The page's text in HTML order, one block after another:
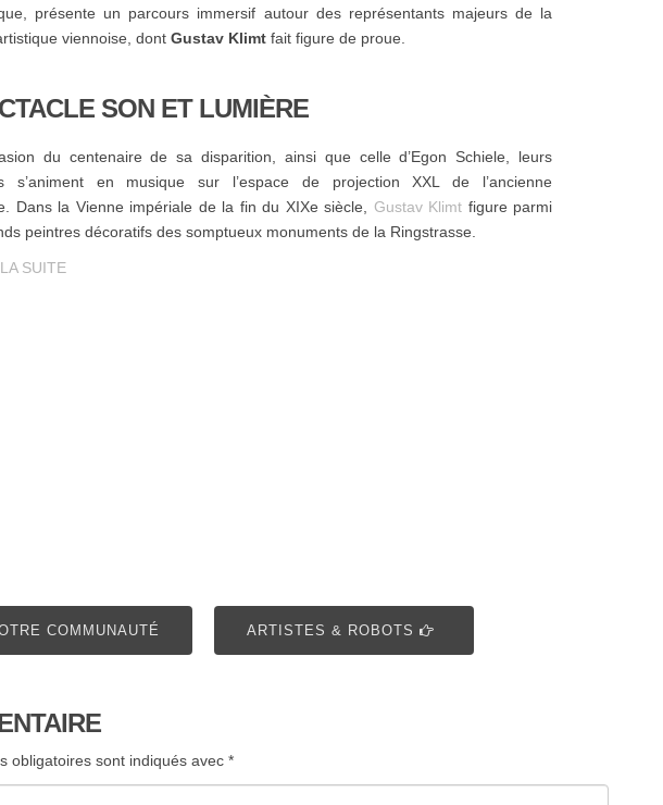
présente un parcours immersif autour des représentants majeurs de la
viennoise, dont Gustav Klimt fait figure de proue.
SON ET LUMIÈRE
du centenaire de sa disparition, ainsi que celle d’Egon Schiele, leurs
s’animent en musique sur l’espace de projection XXL de l’ancienne
Dans la Vienne impériale de la fin du XIXe siècle, Gustav Klimt figure parmi
peintres décoratifs des somptueux monuments de la Ringstrasse.
SUITE
COMMUNAUTÉ ARTISTES & ROBOTS
obligatoires sont indiqués avec *